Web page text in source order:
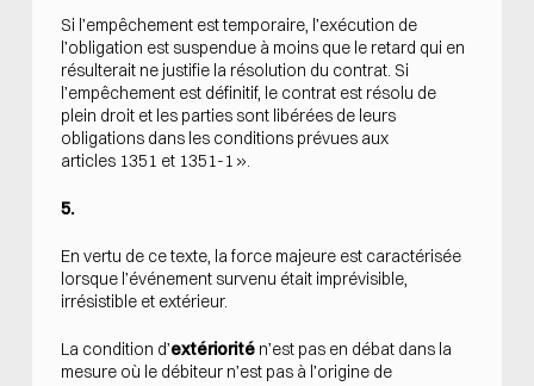
Si l’empêchement est temporaire, l’exécution de
l’obligation est suspendue à moins que le retard qui en
résulterait ne justifie la résolution du contrat. Si
l’empêchement est définitif, le contrat est résolu de
plein droit et les parties sont libérées de leurs
obligations dans les conditions prévues aux
articles 1351 et 1351-1 ».
5.
En vertu de ce texte, la force majeure est caractérisée
lorsque l’événement survenu était imprévisible,
irrésistible et extérieur.
La condition d’extérioritén’est pas en débat dans la
mesure où le débiteur n’est pas à l’origine de